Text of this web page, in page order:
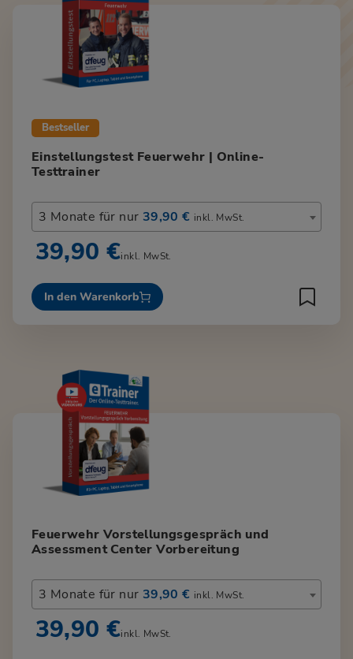
Bestseller
Einstellungstest Feuerwehr | Online-
Testtrainer
3 Monate für nur 39,90 € inkl. MwSt.
39,90 €inkl. MwSt.
In den Warenkorb
Feuerwehr Vorstellungsgespräch und
Assessment Center Vorbereitung
3 Monate für nur 39,90 € inkl. MwSt.
39,90 €inkl. MwSt.